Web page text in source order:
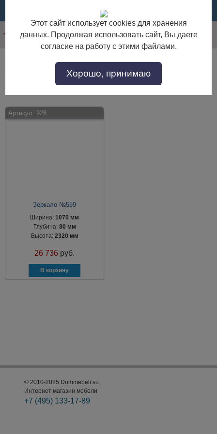
Зеркала в багете напольные
Зеркала в багете напольные по выгодной цене. Покупайте в интернет-
Артикул: 928
Зеркало №559
Ширина:1070 мм
Глубина: 80 мм
Высота: 2320 мм
26 736 руб.
© 2010-2025 Dommebeli.su
Интернет магазин мебели
+7 (495) 133-17-89
Этот сайт использует cookies для хранения
данных. Продолжая использовать сайт, Вы даете
согласие на работу с этими файлами.
Хорошо, принимаю